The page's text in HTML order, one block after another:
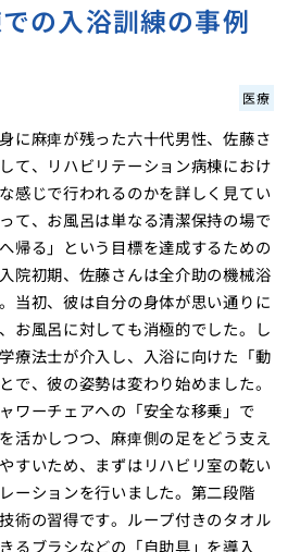
の入浴訓練の事例
医療
に麻痺が残った六十代男性、佐藤さ
て、リハビリテーション病棟におけ
感じで行われるのかを詳しく見てい
て、お風呂は単なる清潔保持の場で
帰る」という目標を達成するための
院初期、佐藤さんは全介助の機械浴
当初、彼は自分の身体が思い通りに
お風呂に対しても消極的でした。し
療法士が介入し、入浴に向けた「動
で、彼の姿勢は変わり始めました。
ワーチェアへの「安全な移乗」で
活かしつつ、麻痺側の足をどう支え
すいため、まずはリハビリ室の乾い
ーションを行いました。第二段階
術の習得です。ループ付きのタオル
るブラシなどの「自助具」を導入